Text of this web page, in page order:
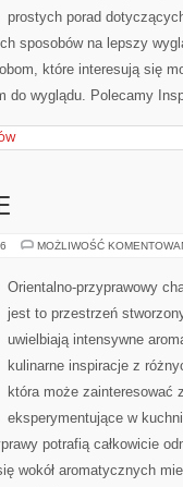
prostych porad
sposobów na lepszy
które interesują się
do wyglądu. Polecamy
MOŻLIWOŚĆ
Orientalno-przyprawowy
jest to przestrzeń
uwielbiają intensywne
kulinarne inspiracje z
która może zainteresować
eksperymentujące w
potrafią całkowicie
wokół aromatycznych